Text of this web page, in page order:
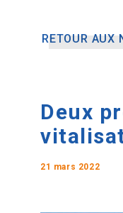
RETOUR AUX
Deux
21 mars 2022